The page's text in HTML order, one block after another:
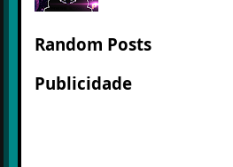
Random Posts
Publicidade